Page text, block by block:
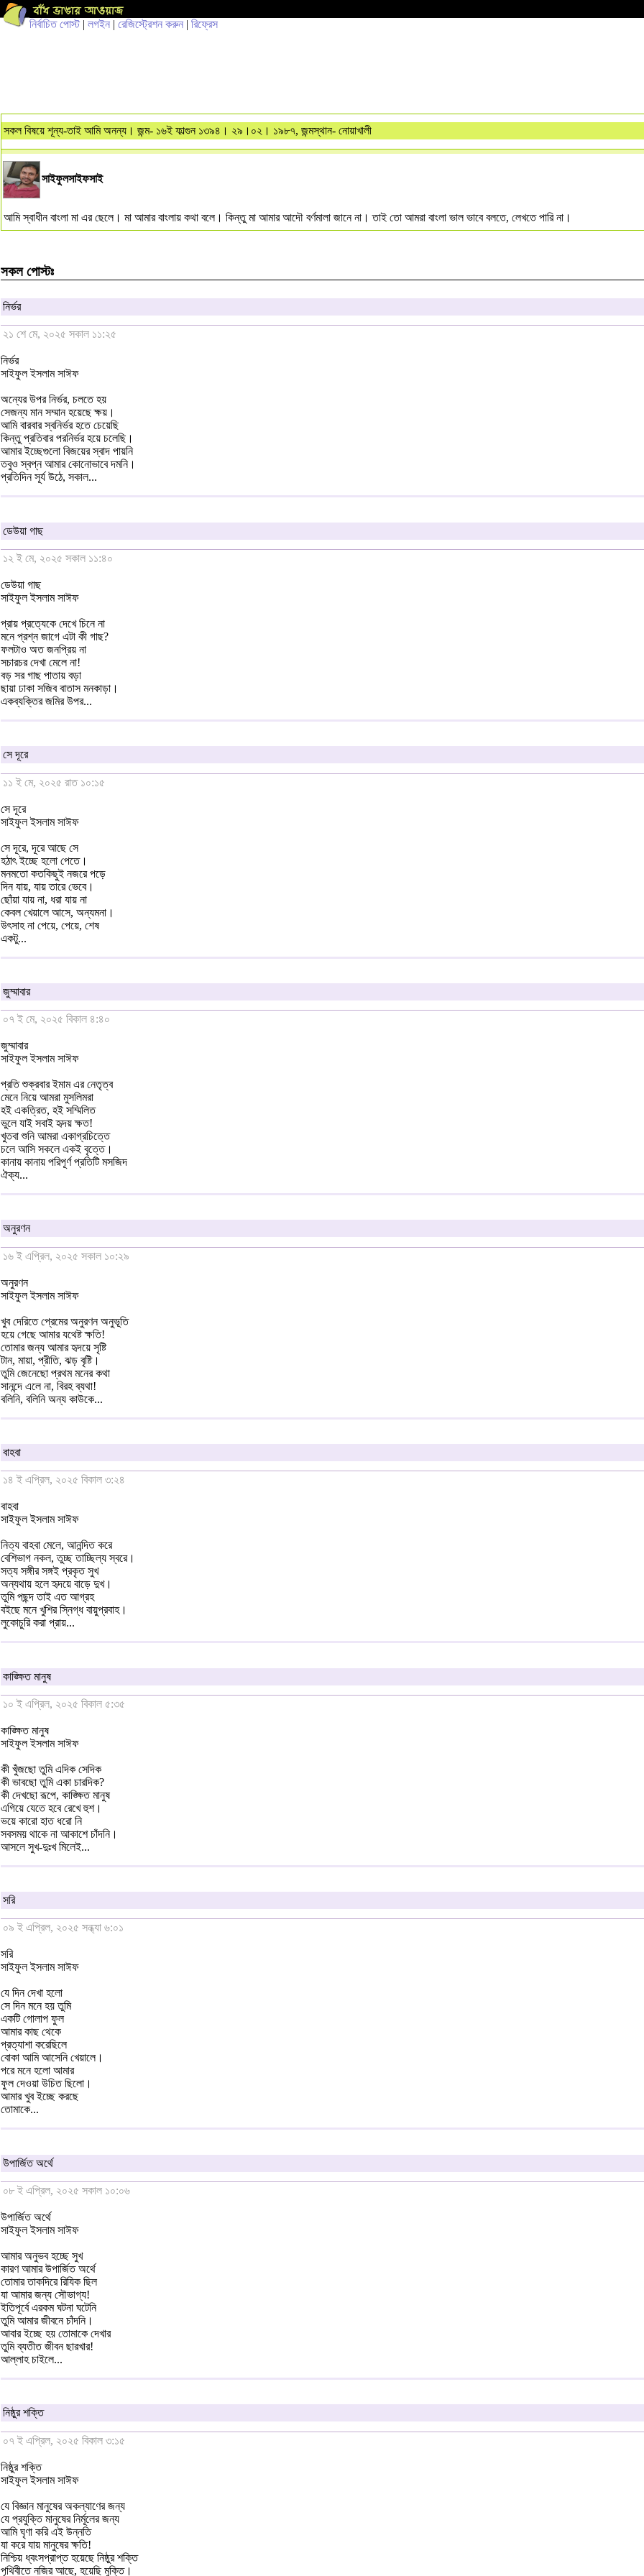
নির্বাচিত পোস্ট| লগইন | রেজিস্ট্রেশন করুন | রিফ্রেস
সকল বিষয়ে শূন্য-তাই আমি অনন্য। জন্ম- ১৬ই ফাল্গুন ১৩৯৪। ২৯।০২। ১৯৮৭, জন্মস্থান- নোয়াখালী
সাইফুলসাইফসাই
আমি স্বাধীন বাংলা মা এর ছেলে। মা আমার বাংলায় কথা বলে। কিন্তু মা আমার আদৌ বর্ণমালা জানে না। তাই তো আমরা বাংলা ভাল ভাবে বলতে, লেখতে পারি না।
সকল পোস্টঃ
নির্ভর
২১ শে মে, ২০২৫ সকাল ১১:২৫
নির্ভর
সাইফুল ইসলাম সাঈফ
অন্যের উপর নির্ভর, চলতে হয়
সেজন্য মান সম্মান হয়েছে ক্ষয়।
আমি বারবার স্বনির্ভর হতে চেয়েছি
কিন্তু প্রতিবার পরনির্ভর হয়ে চলেছি।
আমার ইচ্ছেগুলো বিজয়ের স্বাদ পায়নি
তবুও স্বপ্ন আমার কোনোভাবে দমনি।
প্রতিদিন সূর্য উঠে, সকাল...
ডেউয়া গাছ
১২ ই মে, ২০২৫ সকাল ১১:৪০
ডেউয়া গাছ
সাইফুল ইসলাম সাঈফ
প্রায় প্রত্যেকে দেখে চিনে না
মনে প্রশ্ন জাগে এটা কী গাছ?
ফলটাও অত জনপ্রিয় না
সচারচর দেখা মেলে না!
বড় সর গাছ পাতায় বড়া
ছায়া ঢাকা সজিব বাতাস মনকাড়া।
একব্যক্তির জমির উপর...
সে দূরে
১১ ই মে, ২০২৫ রাত ১০:১৫
সে দূরে
সাইফুল ইসলাম সাঈফ
সে দূরে, দূরে আছে সে
হঠাৎ ইচ্ছে হলো পেতে।
মনমতো কতকিছুই নজরে পড়ে
দিন যায়, যায় তারে ভেবে।
ছোঁয়া যায় না, ধরা যায় না
কেবল খেয়ালে আসে, অন্যমনা।
উৎসাহ না পেয়ে, পেয়ে, শেষ
একটু...
জুম্মাবার
০৭ ই মে, ২০২৫ বিকাল ৪:৪০
জুম্মাবার
সাইফুল ইসলাম সাঈফ
প্রতি শুক্রবার ইমাম এর নেতৃত্ব
মেনে নিয়ে আমরা মুসলিমরা
হই একত্রিত, হই সম্মিলিত
ভুলে যাই সবাই হৃদয় ক্ষত!
খুতবা শুনি আমরা একাগ্রচিত্তে
চলে আসি সকলে একই বৃত্তে।
কানায় কানায় পরিপূর্ণ প্রতিটি মসজিদ
ঐক্য...
অনুরণন
১৬ ই এপ্রিল, ২০২৫ সকাল ১০:২৯
অনুরণন
সাইফুল ইসলাম সাঈফ
খুব দেরিতে প্রেমের অনুরণন অনুভূতি
হয়ে গেছে আমার যথেষ্ট ক্ষতি!
তোমার জন্য আমার হৃদয়ে সৃষ্টি
টান, মায়া, প্রীতি, ঝড় বৃষ্টি।
তুমি জেনেছো প্রথম মনের কথা
সানন্দে এলে না, বিরহ ব্যথা!
বলিনি, বলিনি অন্য কাউকে...
বাহবা
১৪ ই এপ্রিল, ২০২৫ বিকাল ৩:২৪
বাহবা
সাইফুল ইসলাম সাঈফ
নিত্য বাহবা মেলে, আনন্দিত করে
বেশিভাগ নকল, তুচ্ছ তাচ্ছিল্য স্বরে।
সত্য সঙ্গীর সঙ্গই প্রকৃত সুখ
অন্যথায় হলে হৃদয়ে বাড়ে দুখ।
তুমি পছন্দ তাই এত আগ্রহ
বইছে মনে খুশির স্নিগ্ধ বায়ুপ্রবাহ।
লুকোচুরি করা প্রায়...
কাঙ্ক্ষিত মানুষ
১০ ই এপ্রিল, ২০২৫ বিকাল ৫:৩৫
কাঙ্ক্ষিত মানুষ
সাইফুল ইসলাম সাঈফ
কী খুঁজছো তুমি এদিক সেদিক
কী ভাবছো তুমি একা চারদিক?
কী দেখছো রূপে, কাঙ্ক্ষিত মানুষ
এগিয়ে যেতে হবে রেখে হুশ।
ভয়ে কারো হাত ধরো নি
সবসময় থাকে না আকাশে চাঁদনি।
আসলে সুখ-দুঃখ মিলেই...
সরি
০৯ ই এপ্রিল, ২০২৫ সন্ধ্যা ৬:০১
সরি
সাইফুল ইসলাম সাঈফ
যে দিন দেখা হলো
সে দিন মনে হয় তুমি
একটি গোলাপ ফুল
আমার কাছ থেকে
প্রত্যাশা করেছিলে
বোকা আমি আসেনি খেয়ালে।
পরে মনে হলো আমার
ফুল দেওয়া উচিত ছিলো।
আমার খুব ইচ্ছে করছে
তোমাকে...
উপার্জিত অর্থে
০৮ ই এপ্রিল, ২০২৫ সকাল ১০:০৬
উপার্জিত অর্থে
সাইফুল ইসলাম সাঈফ
আমার অনুভব হচ্ছে সুখ
কারণ আমার উপার্জিত অর্থে
তোমার তাকদিরে রিযিক ছিল
যা আমার জন্য সৌভাগ্য!
ইতিপূর্বে এরকম ঘটনা ঘটেনি
তুমি আমার জীবনে চাঁদনি।
আবার ইচ্ছে হয় তোমাকে দেখার
তুমি ব্যতীত জীবন ছারখার!
আল্লাহ চাইলে...
নিষ্ঠুর শক্তি
০৭ ই এপ্রিল, ২০২৫ বিকাল ৩:১৫
নিষ্ঠুর শক্তি
সাইফুল ইসলাম সাঈফ
যে বিজ্ঞান মানুষের অকল্যাণের জন্য
যে প্রযুক্তি মানুষের নির্মূলের জন্য
আমি ঘৃণা করি এই উন্নতি
যা করে যায় মানুষের ক্ষতি!
নিশ্চিয় ধ্বংসপ্রাপ্ত হয়েছে নিষ্ঠুর শক্তি
পৃথিবীতে নজির আছে, হয়েছি মুক্তি।